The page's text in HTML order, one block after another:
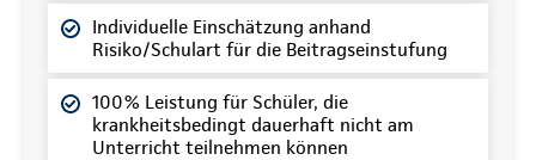
Individuelle Einschätzung anhand
Risiko/Schulart für die Beitragseinstufung
100% Leistung für Schüler, die
krankheitsbedingt dauerhaft nicht am
Unterricht teilnehmen können